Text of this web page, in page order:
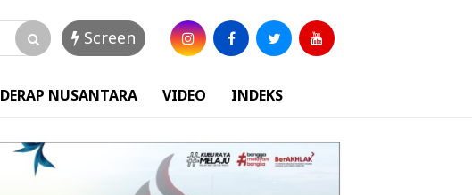
Screen
DERAP NUSANTARA VIDEO INDEKS